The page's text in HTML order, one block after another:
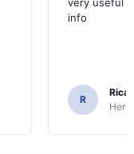
info
R